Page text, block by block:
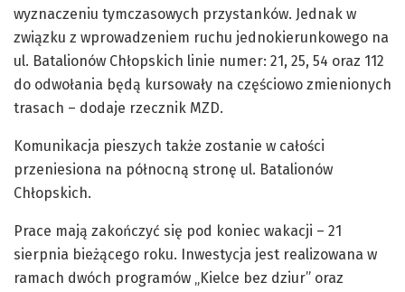
wyznaczeniu tymczasowych przystanków. Jednak w
związku z wprowadzeniem ruchu jednokierunkowego na
ul. Batalionów Chłopskich linie numer: 21, 25, 54 oraz 112
do odwołania będą kursowały na częściowo zmienionych
trasach – dodaje rzecznik MZD.
Komunikacja pieszych także zostanie w całości
przeniesiona na północną stronę ul. Batalionów
Chłopskich.
Prace mają zakończyć się pod koniec wakacji – 21
sierpnia bieżącego roku. Inwestycja jest realizowana w
ramach dwóch programów „Kielce bez dziur” oraz